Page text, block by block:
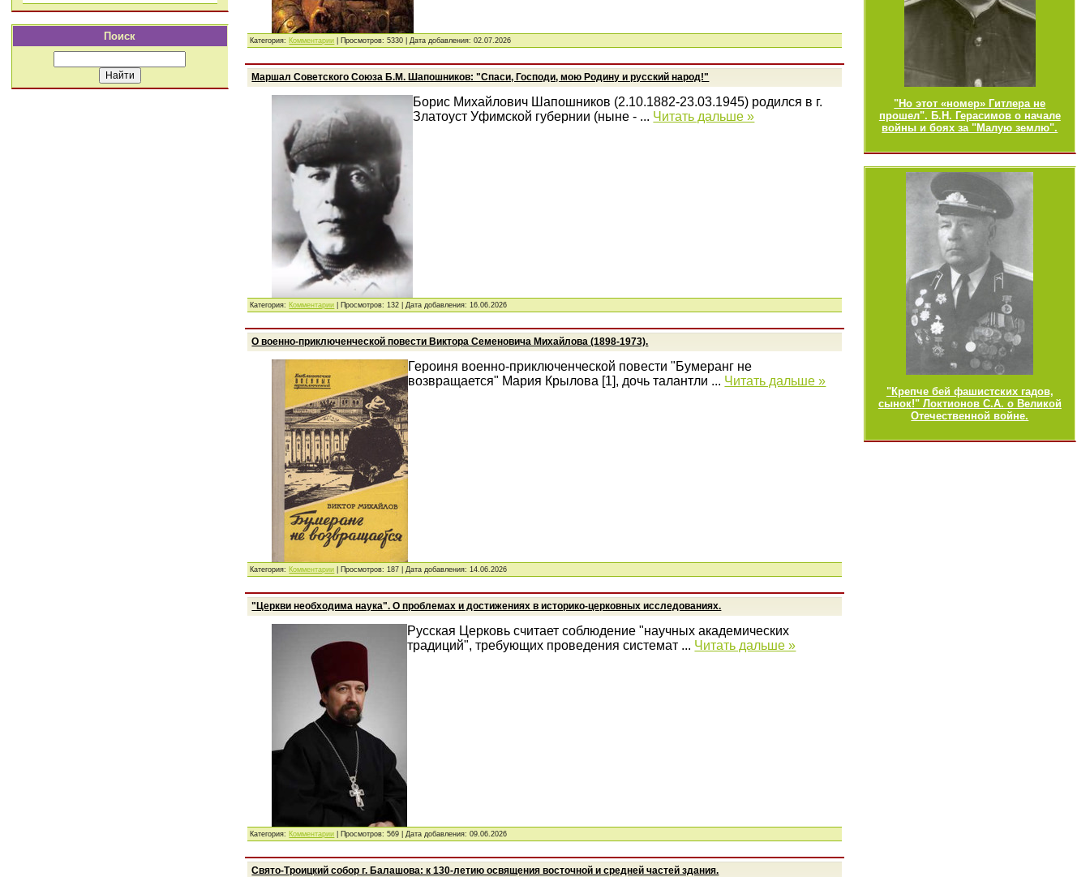
Поиск
"Но этот «номер» Гитлера не
прошел". Б.Н. Герасимов о начале
войны и боях за "Малую землю".
"Крепче бей фашистских гадов,
сынок!" Локтионов С.А. о Великой
Отечественной войне.
Категория: Комментарии | Просмотров: 5330 | Дата добавления:02.07.2026
Маршал Советского Союза Б.М. Шапошников: "Спаси, Господи, мою Родину и русский народ!"
Борис Михайлович Шапошников (2.10.1882-23.03.1945) родился в г.
Златоуст Уфимской губернии (ныне - ... Читать дальше »
Категория: Комментарии | Просмотров: 132 | Дата добавления: 16.06.2026
О военно-приключенческой повести Виктора Семеновича Михайлова (1898-1973).
Героиня военно-приключенческой повести "Бумеранг не
возвращается" Мария Крылова [1], дочь талантли ... Читать дальше »
Категория: Комментарии | Просмотров: 187 | Дата добавления: 14.06.2026
"Церкви необходима наука". О проблемах и достижениях в историко-церковных исследованиях.
Русская Церковь считает соблюдение "научных академических
традиций", требующих проведения системат ... Читать дальше »
Категория: Комментарии | Просмотров: 569 | Дата добавления:09.06.2026
Свято-Троицкий собор г. Балашова: к 130-летию освящения восточной и средней частей здания.